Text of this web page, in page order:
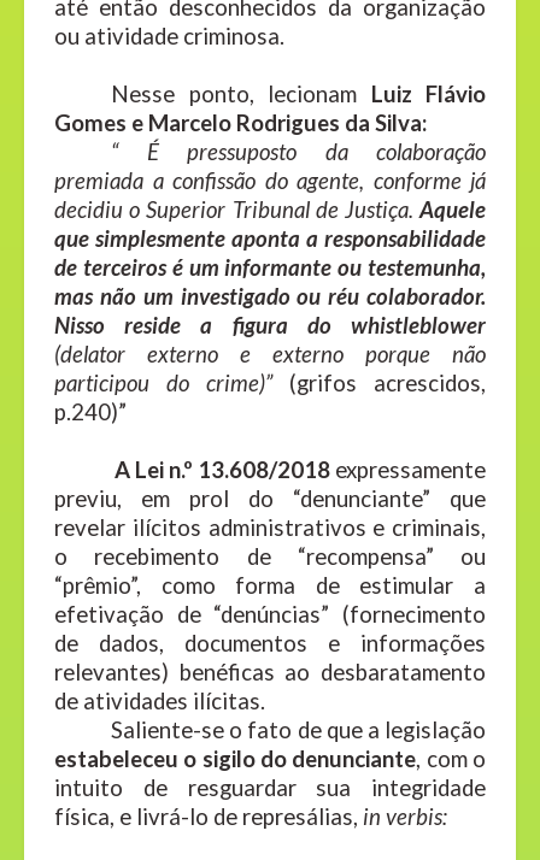
até então desconhecidos da organização
ou atividade criminosa.
Nesse ponto, lecionam Luiz Flávio
Gomes e Marcelo Rodrigues da Silva:
“ É pressuposto da colaboração
premiada a confissão do agente, conforme já
decidiu o Superior Tribunal de Justiça. Aquele
que simplesmente aponta a responsabilidade
de terceiros é um informante ou testemunha,
mas não um investigado ou réu colaborador.
Nisso reside a figura do whistleblower
(delator externo e externo porque não
participou do crime)”(grifos acrescidos,
p.240)”
A Lei n.º 13.608/2018expressamente
previu, em prol do “denunciante” que
revelar ilícitos administrativos e criminais,
o recebimento de “recompensa” ou
“prêmio”, como forma de estimular a
efetivação de “denúncias” (fornecimento
de dados, documentos e informações
relevantes) benéficas ao desbaratamento
de atividades ilícitas.
Saliente-se o fato de que a legislação
estabeleceu o sigilo do denunciante, com o
intuito de resguardar sua integridade
física, e livrá-lo de represálias, in verbis: